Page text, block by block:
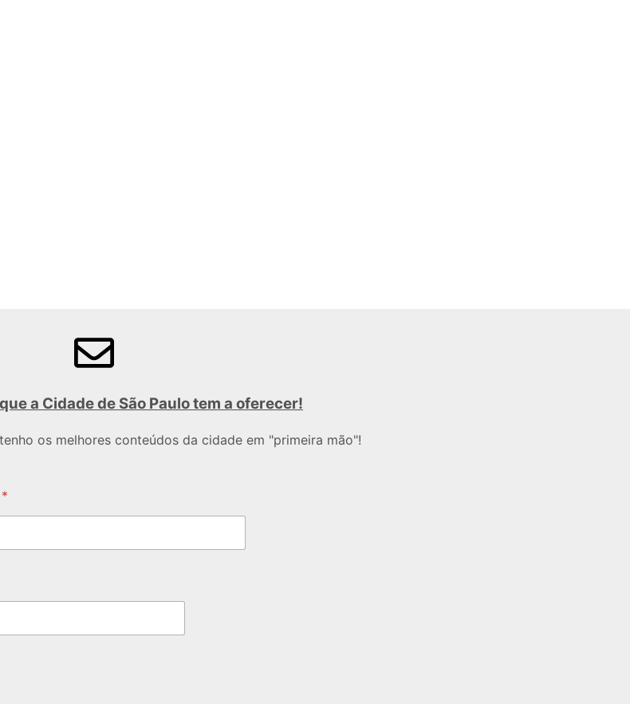
a Cidade de São Paulo tem a oferecer!
os melhores conteúdos da cidade em "primeira mão"!
*